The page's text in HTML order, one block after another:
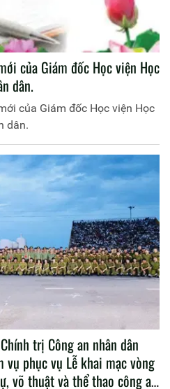
của Giám đốc Học viện Học
dân.
của Giám đốc Học viện Học
dân.
trị Công an nhân dân
vụ phục vụ Lễ khai mạc vòng
võ thuật và thể thao công an